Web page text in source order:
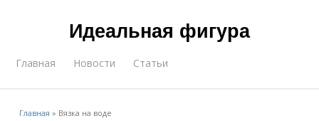
Идеальная фигура
Главная Новости Статьи
Главная » Вязка на воде